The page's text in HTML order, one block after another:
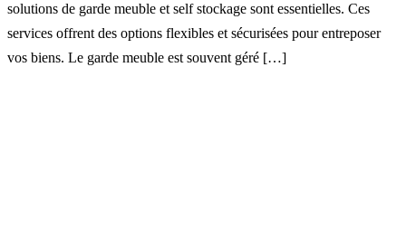
solutions de garde meuble et self stockage sont essentielles. Ces
services offrent des options flexibles et sécurisées pour entreposer
vos biens. Le garde meuble est souvent géré […]